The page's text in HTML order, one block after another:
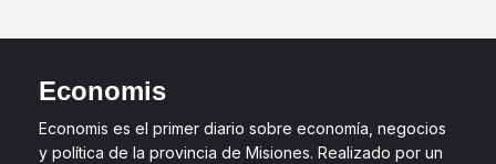
Economis
Economis es el primer diario sobre economía, negocios
y política de la provincia de Misiones. Realizado por un